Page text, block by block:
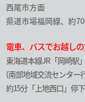
西尾市方面
県道市場福岡線、約
電車、バスでお越し
東海道本線JR「岡崎駅
(南部地域交流センター
約15分「上地西口」停